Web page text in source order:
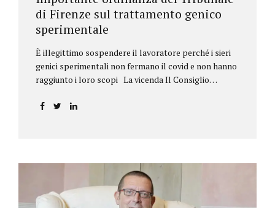
di Firenze sul trattamento genico
sperimentale
È illegittimo sospendere il lavoratore perché i sieri
genici sperimentali non fermano il covid e non hanno
raggiunto i loro scopi La vicenda Il Consiglio
alla sospensione di una propria iscritta, a causa del
76/2021. La psicologa ricorreva in via d’urgenza al
Tribunale di Firenze per chiedere la sospensione di
tale provvedimento, gravemente pregiudizievole per
la propria persona, in quanto impeditivo dello